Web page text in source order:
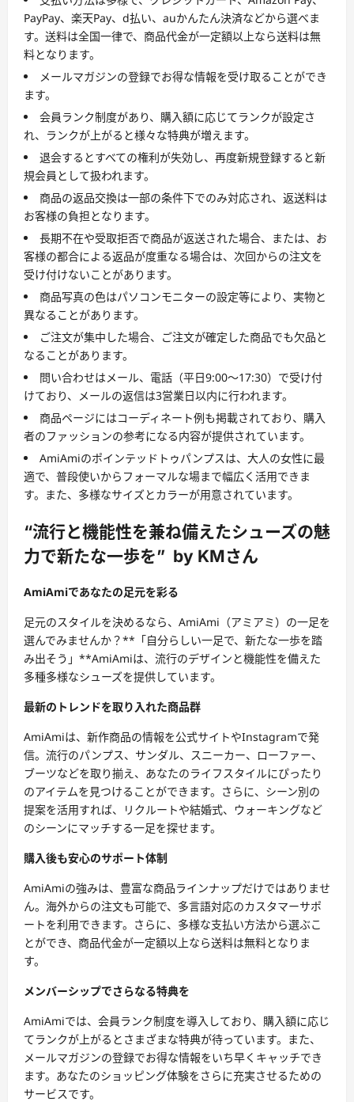
PayPay、楽天Pay、d払い、auかんたん決済などから選べま
す。送料は全国一律で、商品代金が一定額以上なら送料は無
料となります。
メールマガジンの登録でお得な情報を受け取ることができ
ます。
会員ランク制度があり、購入額に応じてランクが設定さ
れ、ランクが上がると様々な特典が増えます。
退会するとすべての権利が失効し、再度新規登録すると新
規会員として扱われます。
商品の返品交換は一部の条件下でのみ対応され、返送料は
お客様の負担となります。
長期不在や受取拒否で商品が返送された場合、または、お
客様の都合による返品が度重なる場合は、次回からの注文を
受け付けないことがあります。
商品写真の色はパソコンモニターの設定等により、実物と
異なることがあります。
ご注文が集中した場合、ご注文が確定した商品でも欠品と
なることがあります。
問い合わせはメール、電話（平日9:00〜17:30）で受け付
けており、メールの返信は3営業日以内に行われます。
商品ページにはコーディネート例も掲載されており、購入
者のファッションの参考になる内容が提供されています。
AmiAmiのポインテッドトゥパンプスは、大人の女性に最
適で、普段使いからフォーマルな場まで幅広く活用できま
す。また、多様なサイズとカラーが用意されています。
“流行と機能性を兼ね備えたシューズの魅
力で新たな一歩を” by KMさん
AmiAmiであなたの足元を彩る
足元のスタイルを決めるなら、AmiAmi（アミアミ）の一足を
選んでみませんか？**「自分らしい一足で、新たな一歩を踏
み出そう」**AmiAmiは、流行のデザインと機能性を備えた
多種多様なシューズを提供しています。
最新のトレンドを取り入れた商品群
AmiAmiは、新作商品の情報を公式サイトやInstagramで発
信。流行のパンプス、サンダル、スニーカー、ローファー、
ブーツなどを取り揃え、あなたのライフスタイルにぴったり
のアイテムを見つけることができます。さらに、シーン別の
提案を活用すれば、リクルートや結婚式、ウォーキングなど
のシーンにマッチする一足を探せます。
購入後も安心のサポート体制
AmiAmiの強みは、豊富な商品ラインナップだけではありませ
ん。海外からの注文も可能で、多言語対応のカスタマーサポ
ートを利用できます。さらに、多様な支払い方法から選ぶこ
とができ、商品代金が一定額以上なら送料は無料となりま
す。
メンバーシップでさらなる特典を
AmiAmiでは、会員ランク制度を導入しており、購入額に応じ
てランクが上がるとさまざまな特典が待っています。また、
メールマガジンの登録でお得な情報をいち早くキャッチでき
ます。あなたのショッピング体験をさらに充実させるための
サービスです。